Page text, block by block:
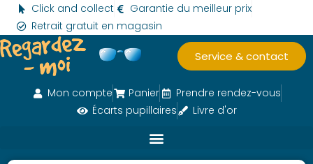
Click and collect
Garantie du meilleur prix
Retrait gratuit en magasin
Service & contact
Mon compte Panier
Prendre rendez-vous
Écarts pupillaires
Livre d'or